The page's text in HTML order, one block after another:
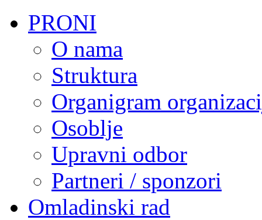
PRONI
O nama
Struktura
Organigram
Osoblje
Upravni odbor
Partneri / sponzori
Omladinski rad